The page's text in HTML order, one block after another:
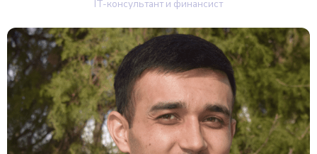
IT-консультант и финансист